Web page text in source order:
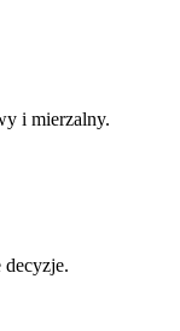
i mierzalny.
decyzje.